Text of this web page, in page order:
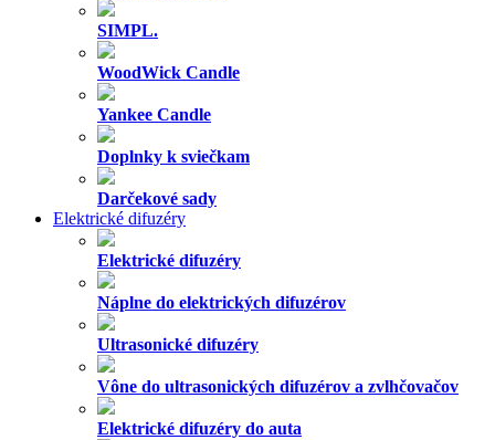
SIMPL.
WoodWick Candle
Yankee Candle
Doplnky k sviečkam
Darčekové sady
Elektrické difuzéry
Elektrické difuzéry
Náplne do elektrických difuzérov
Ultrasonické difuzéry
Vône do ultrasonických difuzérov a zvlhčovačov
Elektrické difuzéry do auta